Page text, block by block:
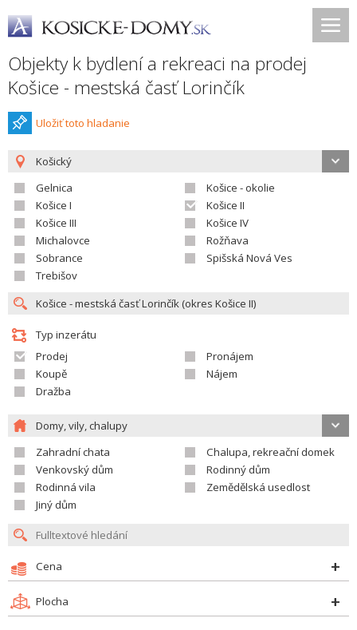
Objekty k bydlení a rekreaci na prodej
Košice - mestská časť Lorinčík
Uložiť toto hladanie
Košický
Gelnica
Košice - okolie
Košice I
Košice II
Košice III
Košice IV
Michalovce
Rožňava
Sobrance
Spišská Nová Ves
Trebišov
Typ inzerátu
Prodej
Pronájem
Koupě
Nájem
Dražba
Domy, vily, chalupy
Zahradní chata
Chalupa, rekreační domek
Venkovský dům
Rodinný dům
Rodinná vila
Zemědělská usedlost
Jiný dům
Cena
Plocha